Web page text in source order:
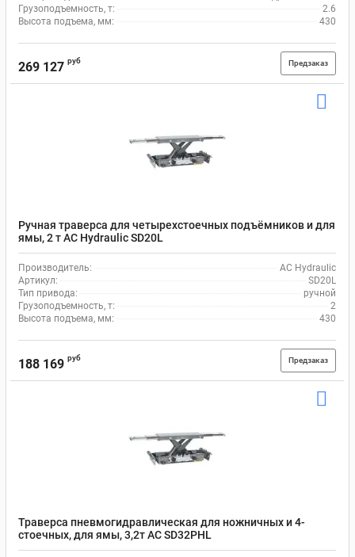
Грузоподъемность, т:
2.6
Высота подъема, мм:
430
269 127 руб Предзаказ
Ручная траверса для четырехстоечных подъёмников и для
ямы, 2 т AC Hydraulic SD20L
Производитель:
AC Hydraulic
Артикул:
SD20L
Тип привода:
ручной
Грузоподъемность, т:
2
Высота подъема, мм:
430
188 169 руб Предзаказ
Траверса пневмогидравлическая для ножничных и 4-
стоечных, для ямы, 3,2т AC SD32PHL